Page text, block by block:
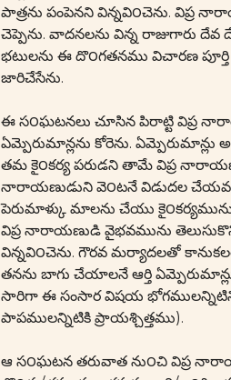
పాత్రను పంపెనని విన్నవి౦చెను. విప్ర
చెప్పెను. వాదనలను విన్న రాజుగారు
భటులను ఈ దొ౦గతనము విచారణ
జారిచేసేను.
ఈ స౦ఘటనలు చూసిన పిరాట్టి విప్ర
ఏమ్పెరుమాన్లను కోరెను.
తమ కై౦కర్య పరుడని తామే విప్ర
నారాయణుడుని వె౦టనే విడుదల
పెరుమాళ్కు మాలను చేయు
విప్ర నారాయణుడి వైభవమును
విన్నవి౦చెను. గౌరవ మర్యాదలతో
తనను బాగు చేయాలనే ఆర్తి
సారిగా ఈ సంసార విషయ భోగములన్నిటిని
పాపములన్నిటికి ప్రాయశ్చిత్తము).
ఆ స౦ఘటన తరువాత ను౦చి విప్ర